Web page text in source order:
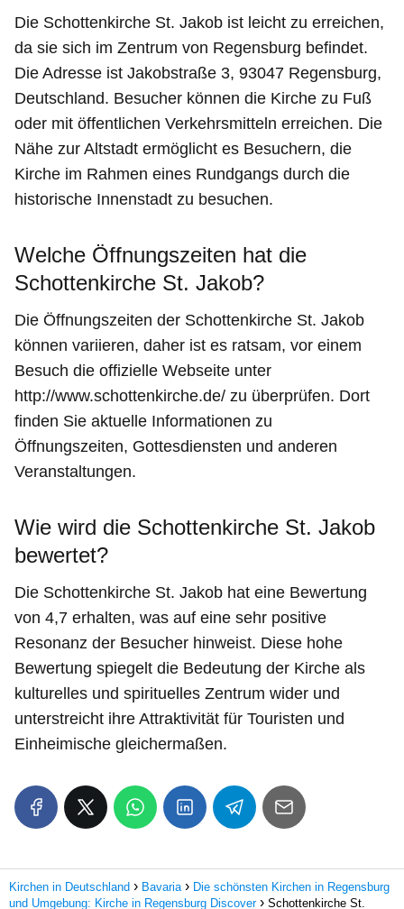
Die Schottenkirche St. Jakob ist leicht zu erreichen,
da sie sich im Zentrum von Regensburg befindet.
Die Adresse ist Jakobstraße 3, 93047 Regensburg,
Deutschland. Besucher können die Kirche zu Fuß
oder mit öffentlichen Verkehrsmitteln erreichen. Die
Nähe zur Altstadt ermöglicht es Besuchern, die
Kirche im Rahmen eines Rundgangs durch die
historische Innenstadt zu besuchen.
Welche Öffnungszeiten hat die
Schottenkirche St. Jakob?
Die Öffnungszeiten der Schottenkirche St. Jakob
können variieren, daher ist es ratsam, vor einem
Besuch die offizielle Webseite unter
http://www.schottenkirche.de/ zu überprüfen. Dort
finden Sie aktuelle Informationen zu
Öffnungszeiten, Gottesdiensten und anderen
Veranstaltungen.
Wie wird die Schottenkirche St. Jakob
bewertet?
Die Schottenkirche St. Jakob hat eine Bewertung
von 4,7 erhalten, was auf eine sehr positive
Resonanz der Besucher hinweist. Diese hohe
Bewertung spiegelt die Bedeutung der Kirche als
kulturelles und spirituelles Zentrum wider und
unterstreicht ihre Attraktivität für Touristen und
Einheimische gleichermaßen.
Kirchen in Deutschland Bavaria
Die schönsten Kirchen in Regensburg
und Umgebung: Kirche in Regensburg Discover
Schottenkirche St.